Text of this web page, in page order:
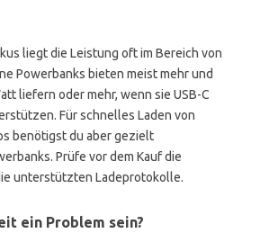
liegt die Leistung oft im Bereich von
Powerbanks bieten meist mehr und
liefern oder mehr, wenn sie USB-C
Für schnelles Laden von
benötigst du aber gezielt
Prüfe vor dem Kauf die
unterstützten Ladeprotokolle.
ein Problem sein?